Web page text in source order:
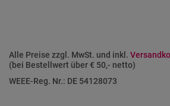
Alle Preise zzgl. MwSt. und inkl.
(bei Bestellwert über € 50,- netto)
WEEE-Reg. Nr.: DE 54128073